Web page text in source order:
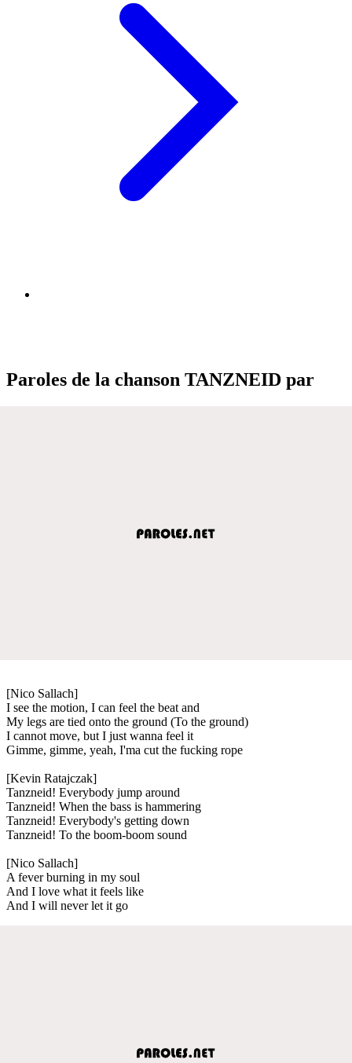
Paroles de la chanson TANZNEID par
[Nico Sallach]
I see the motion, I can feel the beat and
My legs are tied onto the ground (To the ground)
I cannot move, but I just wanna feel it
Gimme, gimme, yeah, I'ma cut the fucking rope
[Kevin Ratajczak]
Tanzneid! Everybody jump around
Tanzneid! When the bass is hammering
Tanzneid! Everybody's getting down
Tanzneid! To the boom-boom sound
[Nico Sallach]
A fever burning in my soul
And I love what it feels like
And I will never let it go